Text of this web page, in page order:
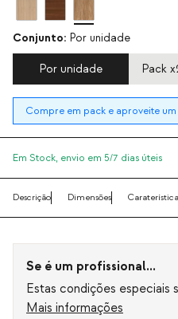
Conjunto: Por unidade
Por unidade Pack
Compre em pack e aproveite
Em Stock, envio em 5/7 dias úteis
Descrição Dimensões
Se é um profissional...
Estas condições especiais
Mais informações